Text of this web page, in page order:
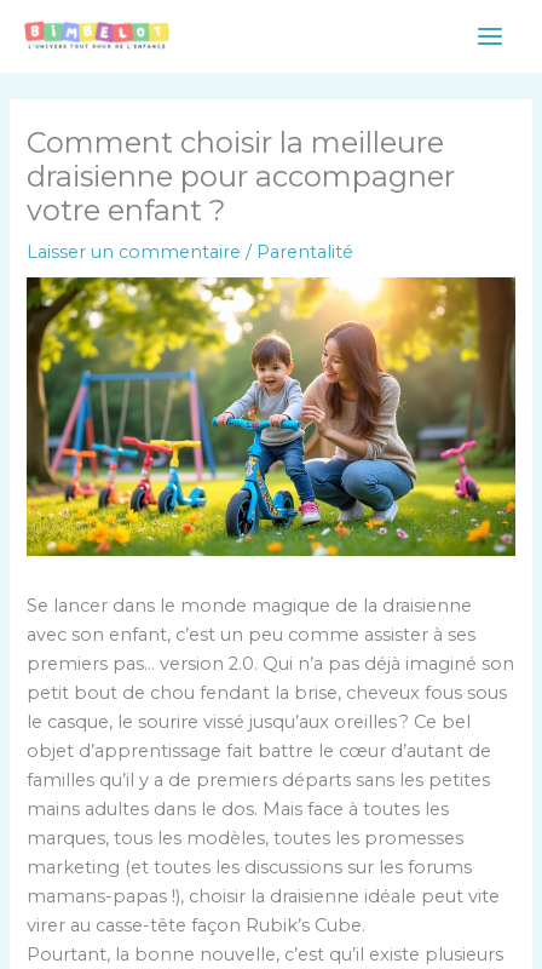
Main
Comment choisir la meilleure
draisienne pour accompagner
votre enfant ?
Laisser un commentaire / Parentalité
Se lancer dans le monde magique de la draisienne
avec son enfant, c’est un peu comme assister à ses
premiers pas… version 2.0. Qui n’a pas déjà imaginé son
petit bout de chou fendant la brise, cheveux fous sous
le casque, le sourire vissé jusqu’aux oreilles ? Ce bel
objet d’apprentissage fait battre le cœur d’autant de
familles qu’il y a de premiers départs sans les petites
mains adultes dans le dos. Mais face à toutes les
marques, tous les modèles, toutes les promesses
marketing (et toutes les discussions sur les forums
mamans-papas !), choisir la draisienne idéale peut vite
virer au casse-tête façon Rubik’s Cube.
Pourtant, la bonne nouvelle, c’est qu’il existe plusieurs